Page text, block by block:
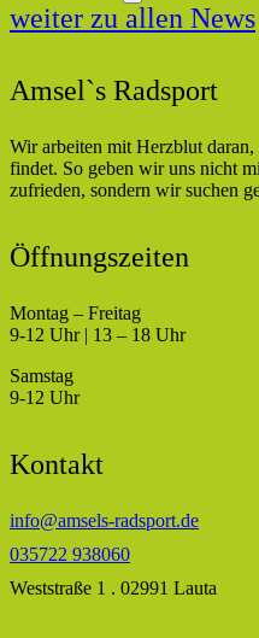
weiter zu allen News
Amsel`s Radsport
Wir arbeiten mit Herzblut daran,
findet. So geben wir uns nicht
zufrieden, sondern wir suchen
Öffnungszeiten
Montag – Freitag
9-12 Uhr | 13 – 18 Uhr
Samstag
9-12 Uhr
Kontakt
info@amsels-radsport.de
035722 938060
Weststraße 1 . 02991 Lauta